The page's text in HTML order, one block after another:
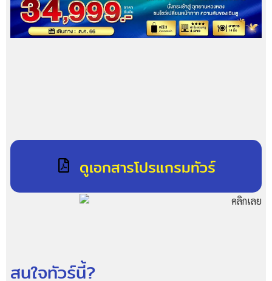
ดูเอกสารโปรแกรมทัวร์
สนใจทัวร์นี้?